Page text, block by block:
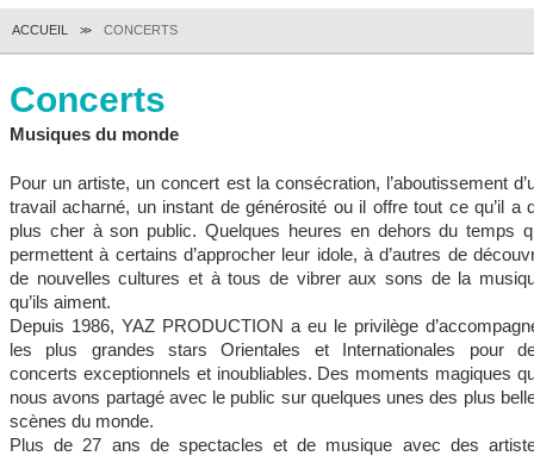
ACCUEIL >> CONCERTS
Concerts
Musiques du monde
Pour un artiste, un concert est la consécration, l’aboutissement
travail acharné, un instant de générosité ou il offre tout ce qu’il a
plus cher à son public. Quelques heures en dehors du temps
permettent à certains d’approcher leur idole, à d’autres de
de nouvelles cultures et à tous de vibrer aux sons de la
qu’ils aiment.
Depuis 1986, YAZ PRODUCTION a eu le privilège
les plus grandes stars Orientales et Internationales pour
concerts exceptionnels et inoubliables. Des moments magiques
nous avons partagé avec le public sur quelques unes des plus
scènes du monde.
Plus de 27 ans de spectacles et de musique avec des